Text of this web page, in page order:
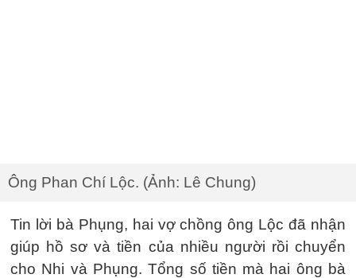
Ông Phan Chí Lộc. (Ảnh: Lê Chung)
Tin lời bà Phụng, hai vợ chồng ông Lộc đã nhận
giúp hồ sơ và tiền của nhiều người rồi chuyển
cho Nhi và Phụng. Tổng số tiền mà hai ông bà